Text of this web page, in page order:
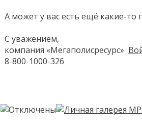
А может у вас есть ещё какие-
С уважением,
компания «Мегаполисресурс»
8-800-1000-326